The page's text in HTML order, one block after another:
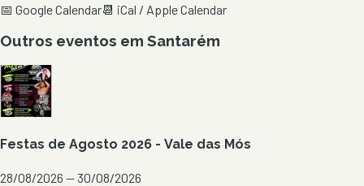
📅 Google Calendar📆 iCal / Apple Calendar
Outros eventos em Santarém
Festas de Agosto 2026 - Vale das Mós
28/08/2026 — 30/08/2026